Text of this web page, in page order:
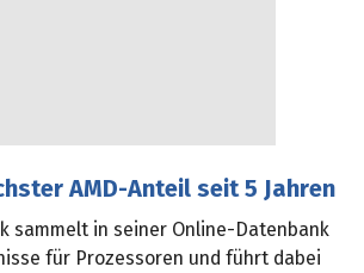
AMD-Anteil seit 5 Jahren
sammelt in seiner Online-Datenbank
für Prozessoren und führt dabei